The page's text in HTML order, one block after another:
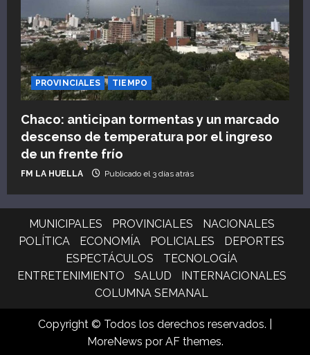
PROVINCIALES TIEMPO
Chaco: anticipan tormentas y un marcado
descenso de temperatura por el ingreso
de un frente frío
FM LA HUELLA Publicado el 3 días atrás
MUNICIPALES PROVINCIALES
NACIONALES
POLÍTICA
ECONOMÍA POLICIALES
DEPORTES
ESPECTÁCULOS
TECNOLOGÍA
ENTRETENIMIENTO
SALUD
INTERNACIONALES
COLUMNA SEMANAL
Copyright © Todos los derechos reservados.
MoreNews por AF themes.